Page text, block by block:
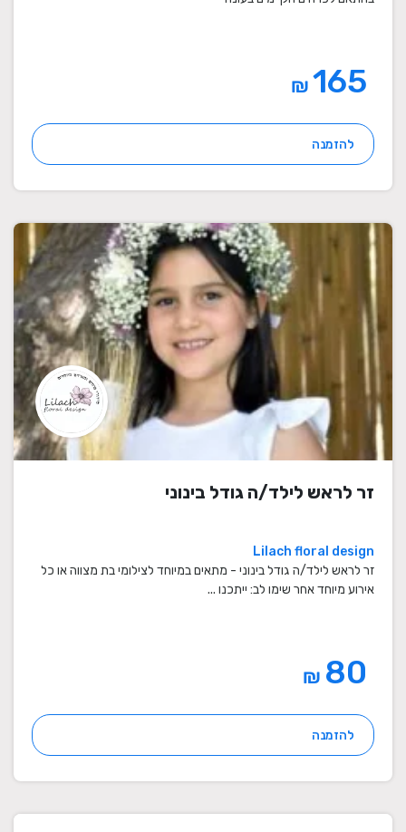
₪
להזמנה
זר לראש לילד/ה גודל בינוני
Lilach floral design
זר לראש לילד/ה גודל בינוני - מתאים במיוחד לצילומי בת מצווה או כל
אירוע מיוחד אחר שימו לב: ייתכנו ...
₪
להזמנה